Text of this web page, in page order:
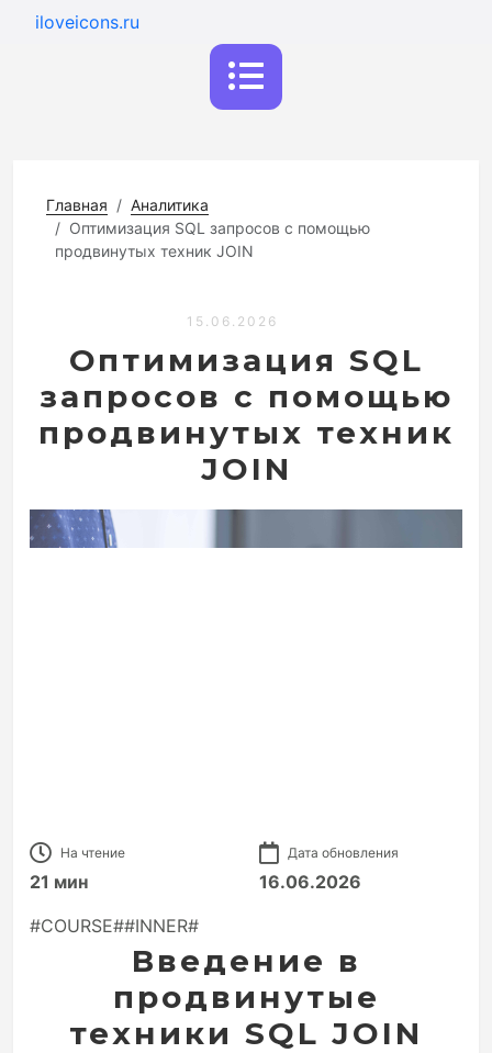
iloveicons.ru
Главная
Аналитика
Оптимизация SQL запросов с помощью
продвинутых техник JOIN
15.06.2026
Оптимизация SQL
запросов с помощью
продвинутых техник
JOIN
На чтение
21 мин
Дата обновления
16.06.2026
#COURSE##INNER#
Введение в
продвинутые
техники SQL JOIN